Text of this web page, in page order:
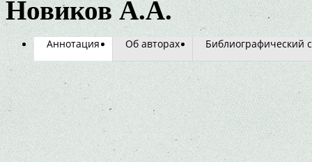
Новиков А.А.
Аннотация Об авторах Библиографический